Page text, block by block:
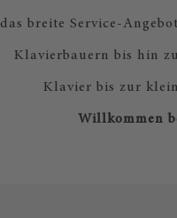
das breite Service-
Klavierbauern bis hin
Klavier bis zur
Willkommen